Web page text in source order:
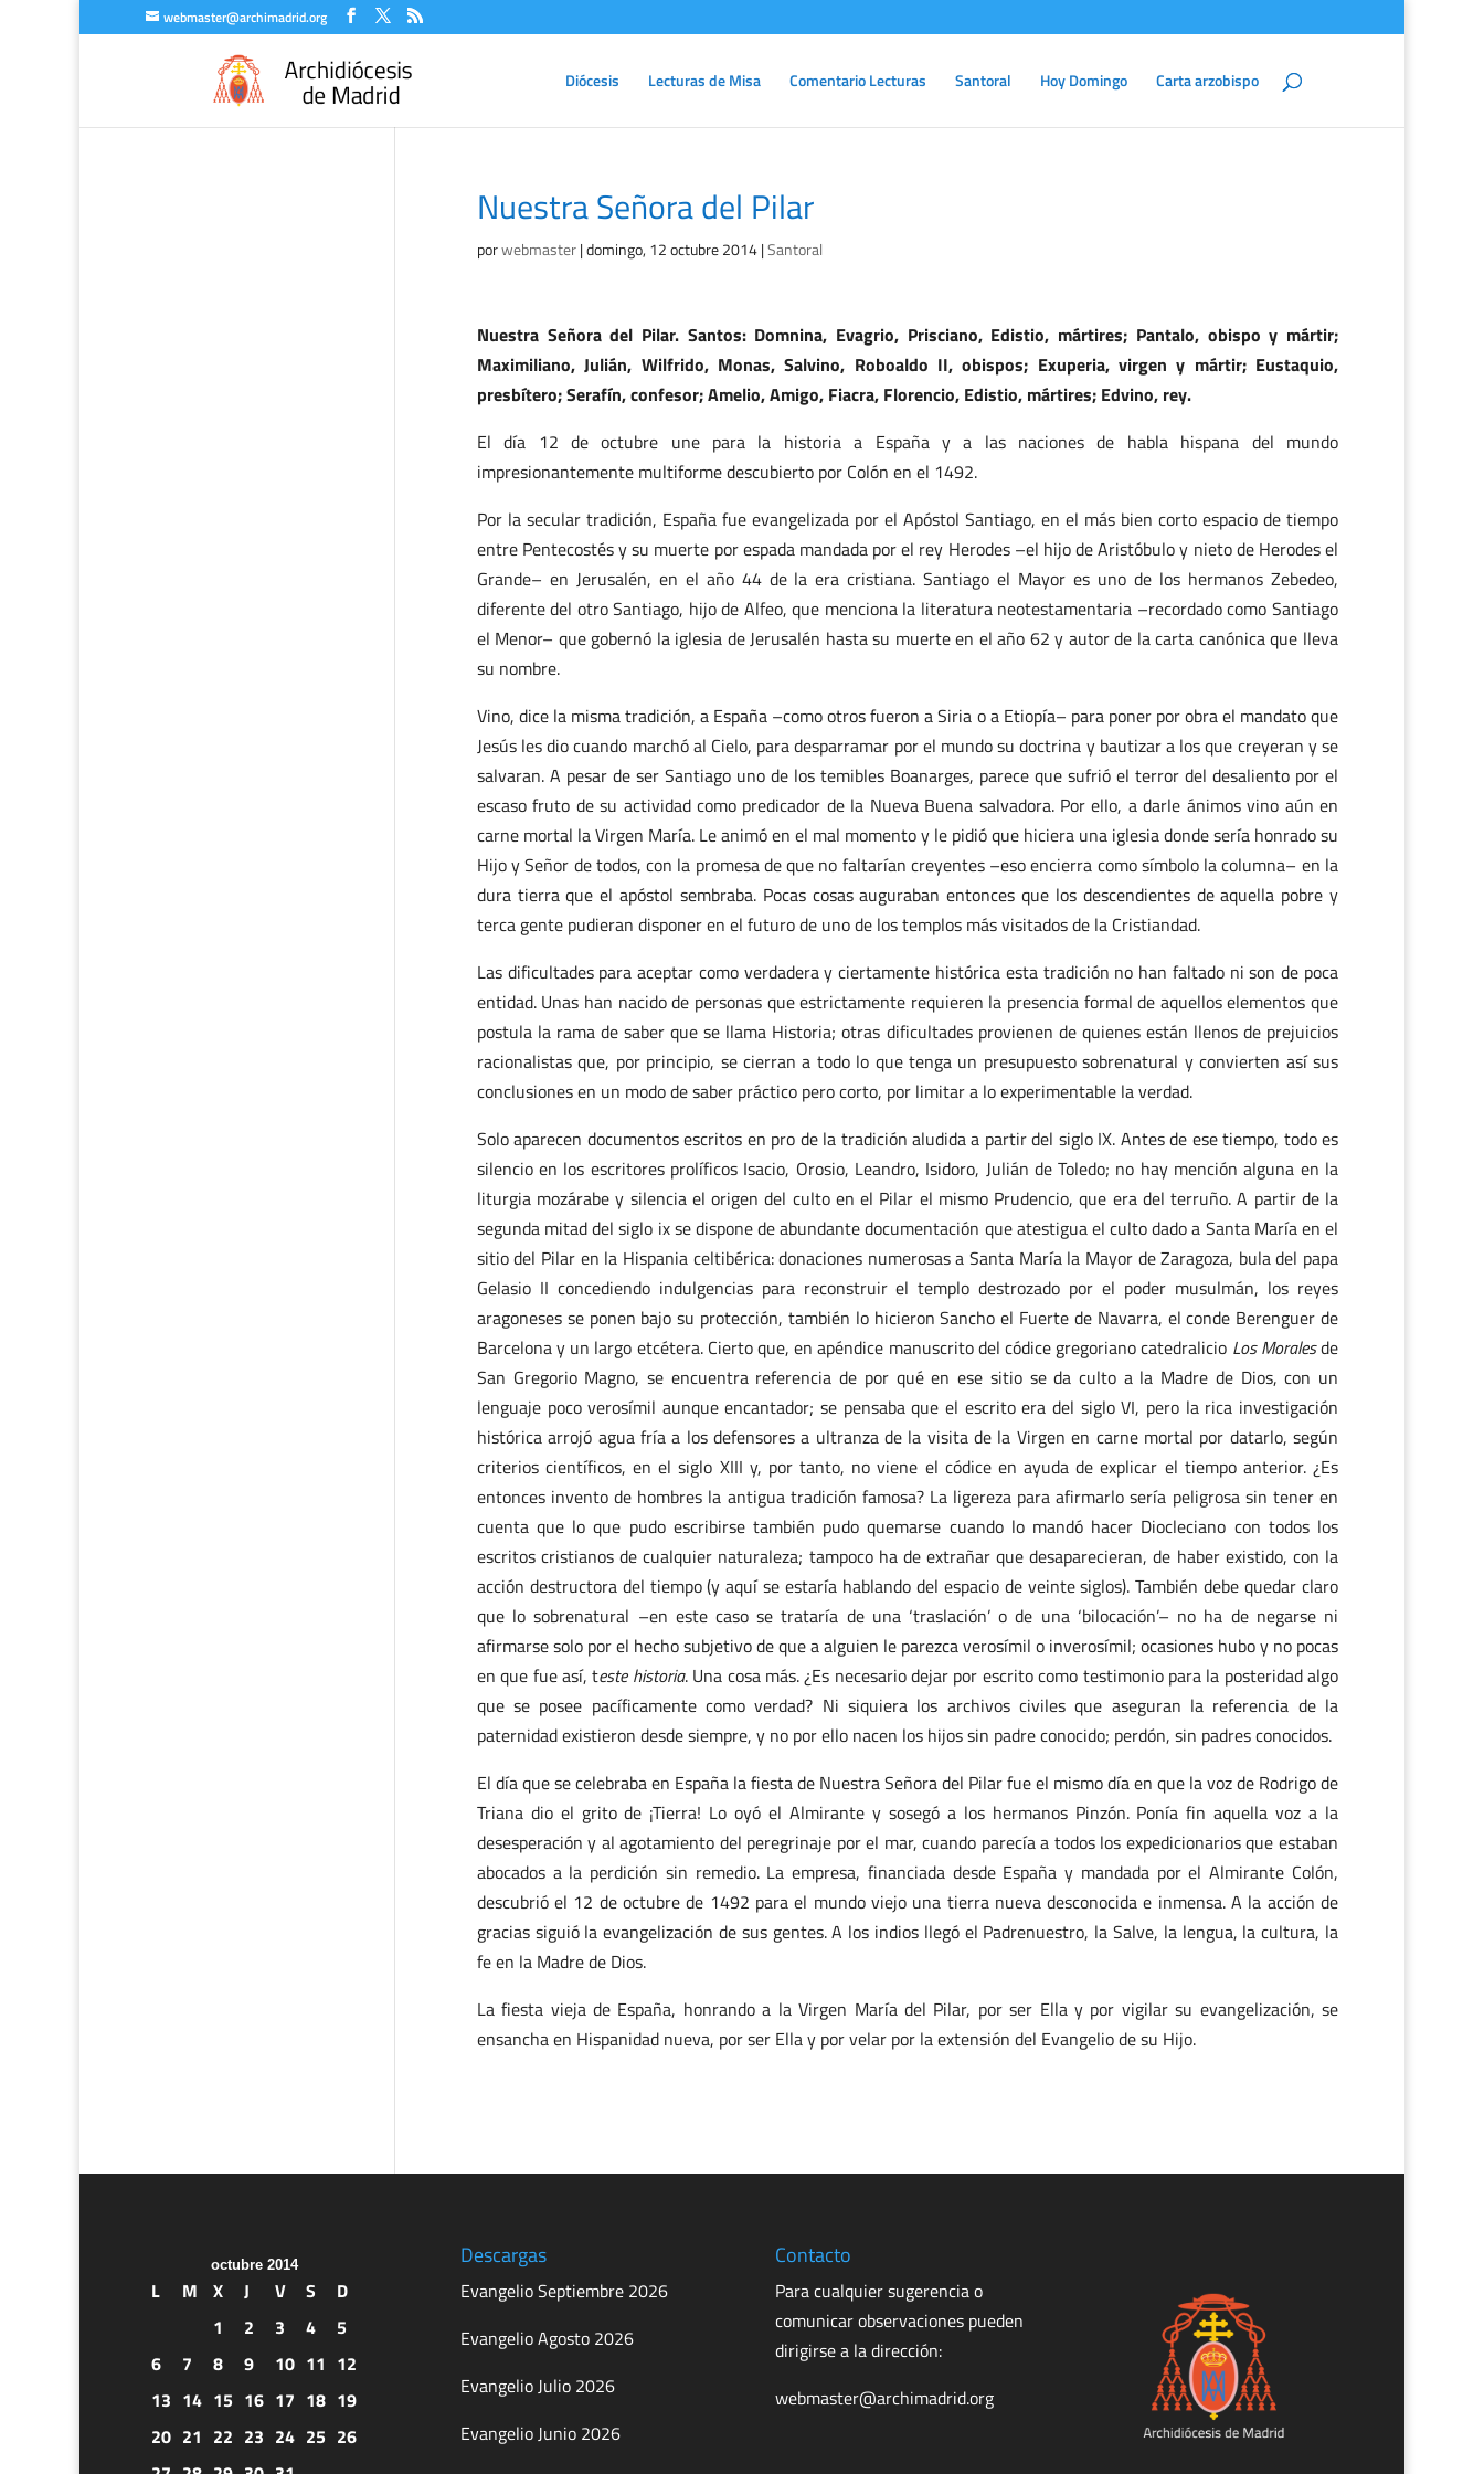
webmaster@archimadrid.org
Diócesis Lecturas de Misa Comentario Lecturas Santoral Hoy Domingo Carta arzobispo
Nuestra Señora del Pilar
porwebmaster|domingo, 12 octubre 2014|Santoral
Nuestra Señora del Pilar. Santos: Domnina, Evagrio, Prisciano, Edistio, mártires; Pantalo, obispo y mártir;
Maximiliano, Julián, Wilfrido, Monas, Salvino, Roboaldo II, obispos; Exuperia, virgen y mártir; Eustaquio,
presbítero; Serafín, confesor; Amelio, Amigo, Fiacra, Florencio, Edistio, mártires; Edvino, rey.
El día 12 de octubre une para la historia a España y a las naciones de habla hispana del mundo
impresionantemente multiforme descubierto por Colón en el 1492.
Por la secular tradición, España fue evangelizada por el Apóstol Santiago, en el más bien corto espacio de tiempo
entre Pentecostés y su muerte por espada mandada por el rey Herodes –el hijo de Aristóbulo y nieto de Herodes el
Grande– en Jerusalén, en el año 44 de la era cristiana. Santiago el Mayor es uno de los hermanos Zebedeo,
diferente del otro Santiago, hijo de Alfeo, que menciona la literatura neotestamentaria –recordado como Santiago
el Menor– que gobernó la iglesia de Jerusalén hasta su muerte en el año 62 y autor de la carta canónica que lleva
su nombre.
Vino, dice la misma tradición, a España –como otros fueron a Siria o a Etiopía– para poner por obra el mandato que
Jesús les dio cuando marchó al Cielo, para desparramar por el mundo su doctrina y bautizar a los que creyeran y se
salvaran. A pesar de ser Santiago uno de los temibles Boanarges, parece que sufrió el terror del desaliento por el
escaso fruto de su actividad como predicador de la Nueva Buena salvadora. Por ello, a darle ánimos vino aún en
carne mortal la Virgen María. Le animó en el mal momento y le pidió que hiciera una iglesia donde sería honrado su
Hijo y Señor de todos, con la promesa de que no faltarían creyentes –eso encierra como símbolo la columna– en la
dura tierra que el apóstol sembraba. Pocas cosas auguraban entonces que los descendientes de aquella pobre y
terca gente pudieran disponer en el futuro de uno de los templos más visitados de la Cristiandad.
Las dificultades para aceptar como verdadera y ciertamente histórica esta tradición no han faltado ni son de poca
entidad. Unas han nacido de personas que estrictamente requieren la presencia formal de aquellos elementos que
postula la rama de saber que se llama Historia; otras dificultades provienen de quienes están llenos de prejuicios
racionalistas que, por principio, se cierran a todo lo que tenga un presupuesto sobrenatural y convierten así sus
conclusiones en un modo de saber práctico pero corto, por limitar a lo experimentable la verdad.
Solo aparecen documentos escritos en pro de la tradición aludida a partir del siglo IX. Antes de ese tiempo, todo es
silencio en los escritores prolíficos Isacio, Orosio, Leandro, Isidoro, Julián de Toledo; no hay mención alguna en la
liturgia mozárabe y silencia el origen del culto en el Pilar el mismo Prudencio, que era del terruño. A partir de la
segunda mitad del siglo ix se dispone de abundante documentación que atestigua el culto dado a Santa María en el
sitio del Pilar en la Hispania celtibérica: donaciones numerosas a Santa María la Mayor de Zaragoza, bula del papa
Gelasio II concediendo indulgencias para reconstruir el templo destrozado por el poder musulmán, los reyes
aragoneses se ponen bajo su protección, también lo hicieron Sancho el Fuerte de Navarra, el conde Berenguer de
Barcelona y un largo etcétera. Cierto que, en apéndice manuscrito del códice gregoriano catedralicio Los Moralesde
San Gregorio Magno, se encuentra referencia de por qué en ese sitio se da culto a la Madre de Dios, con un
lenguaje poco verosímil aunque encantador; se pensaba que el escrito era del siglo VI, pero la rica investigación
histórica arrojó agua fría a los defensores a ultranza de la visita de la Virgen en carne mortal por datarlo, según
criterios científicos, en el siglo XIII y, por tanto, no viene el códice en ayuda de explicar el tiempo anterior. ¿Es
entonces invento de hombres la antigua tradición famosa? La ligereza para afirmarlo sería peligrosa sin tener en
cuenta que lo que pudo escribirse también pudo quemarse cuando lo mandó hacer Diocleciano con todos los
escritos cristianos de cualquier naturaleza; tampoco ha de extrañar que desaparecieran, de haber existido, con la
acción destructora del tiempo (y aquí se estaría hablando del espacio de veinte siglos). También debe quedar claro
que lo sobrenatural –en este caso se trataría de una ‘traslación’ o de una ‘bilocación’– no ha de negarse ni
afirmarse solo por el hecho subjetivo de que a alguien le parezca verosímil o inverosímil; ocasiones hubo y no pocas
en que fue así, teste historia. Una cosa más. ¿Es necesario dejar por escrito como testimonio para la posteridad algo
que se posee pacíficamente como verdad? Ni siquiera los archivos civiles que aseguran la referencia de la
paternidad existieron desde siempre, y no por ello nacen los hijos sin padre conocido; perdón, sin padres conocidos.
El día que se celebraba en España la fiesta de Nuestra Señora del Pilar fue el mismo día en que la voz de Rodrigo de
Triana dio el grito de ¡Tierra! Lo oyó el Almirante y sosegó a los hermanos Pinzón. Ponía fin aquella voz a la
desesperación y al agotamiento del peregrinaje por el mar, cuando parecía a todos los expedicionarios que estaban
abocados a la perdición sin remedio. La empresa, financiada desde España y mandada por el Almirante Colón,
descubrió el 12 de octubre de 1492 para el mundo viejo una tierra nueva desconocida e inmensa. A la acción de
gracias siguió la evangelización de sus gentes. A los indios llegó el Padrenuestro, la Salve, la lengua, la cultura, la
fe en la Madre de Dios.
La fiesta vieja de España, honrando a la Virgen María del Pilar, por ser Ella y por vigilar su evangelización, se
ensancha en Hispanidad nueva, por ser Ella y por velar por la extensión del Evangelio de su Hijo.
octubre 2014
L M X J V S
D
1
2 3 4
5
6
7 8 9 10 11 12
13 14 15 16 17 18 19
20 21 22 23 24 25 26
Descargas
Evangelio Septiembre 2026
Evangelio Agosto 2026
Evangelio Julio 2026
Evangelio Junio 2026
Contacto
Para cualquier sugerencia o
comunicar observaciones pueden
dirigirse a la dirección:
webmaster@archimadrid.org